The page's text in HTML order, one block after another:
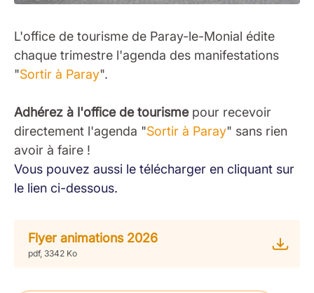
L'office de tourisme de Paray-le-Monial édite
chaque trimestre l'agenda des manifestations
"Sortir à Paray".
Adhérez à l'office de tourismepour recevoir
directement l'agenda "Sortir à Paray" sans rien
avoir à faire !
Vous pouvez aussi le télécharger en cliquant sur
le lien ci-dessous.
Flyer animations 2026
pdf, 3342 Ko